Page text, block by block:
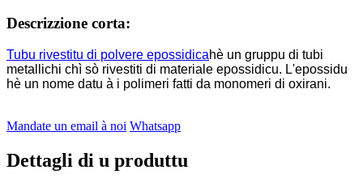
Descrizzione corta:
Tubu rivestitu di polvere epossidicahè un gruppu di tubi
metallichi chì sò rivestiti di materiale epossidicu. L'epossidu
hè un nome datu à i polimeri fatti da monomeri di oxirani.
Mandate un email à noi Whatsapp
Dettagli di u produttu